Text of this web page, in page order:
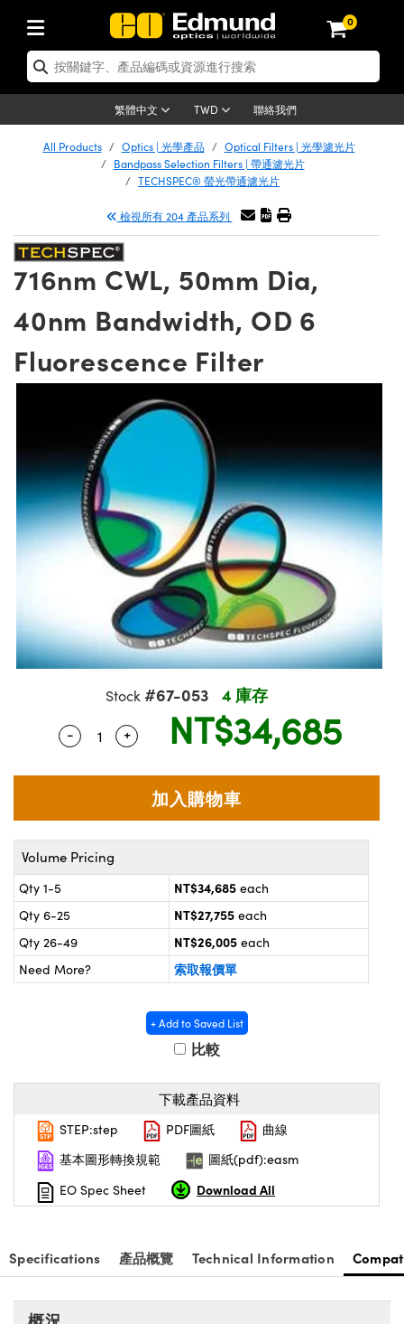
0
繁體中文 TWD 聯絡我們
| 光學產品
| 反射鏡
Diffusers | 窗鏡或擴散片
| 偏振光學元件
| 繞射光柵
| 光學組装
Components | SCHOTT 光學
| 紅外線光學產品
| 超快光學
濺鍍）鍍膜光學元件
Elements (DOE) | 繞射光學
Optics | 雷射光學
| 雷射透鏡
| 超快光學
Shaping | 雷射光束整形
| 雷射分光鏡
| 雷射顯微鏡
Isolators | 晶體和隔離器
| 雷射偏光片
| 光機組件
System | 光學籠式系統
Mounts | 台式光學安裝座
and Breadboards | 光學平臺和
| 電動平臺
and Slides | 平臺和滑塊
| 顯微鏡
| Mitutoyo 物鏡
| Olympus 物鏡
| Nikon 物鏡
| ZEISS 物鏡
Objectives | 有限共軛物鏡
| 反射物鏡
Cameras
|顯微鏡照明
體視顯微鏡系統
| 顯微鏡濾光片
Lenses | 變焦鏡頭模組
Targets | 顯微鏡標靶
Stage Micrometers | 刻劃板或鏡
Mechanics | 顯微鏡用結構件
鏡
and Couplers | 中繼鏡或耦合鏡
Microscopes | 袖珍顯微鏡
鏡
放大鏡
| 雷射
and Electronics | 雷射量
| 雷射防護
| 雷射用光機模組
| 雷射配件
| 實驗室和生產線
Lenses | 成像鏡頭
Lenses | 定焦鏡頭
| 遠心鏡頭
(S-Mount Lenses) | M12 鏡頭 (S 接
Magnification Lenses
| 顯微鏡物鏡
Lenses for Harsh Environments
and Advanced
| 影視製作和高級攝影
Accessories | 成像鏡頭配件
| 相機
Cameras | Gigabit乙太網相
Cameras | Teledyne Dalsa 相
| Basler 相機
Cameras | IDS 相機
Labs Cameras™ | Lucid Vision
| Pixelink 相機
Interface Cameras | 高速接口相
| 模擬相機
| 成像系統
and Illumination | 照明
Lighting | 機器視覺光源
|顯微鏡照明
Lighting | 寬譜光源
| 其他光源
Targets | 測試板
Targets | 解析度測試板
Targets | 畸變測試版
& Stage Micrometers | 圖像分
Level Test Targets | 色卡測試板
| USAF 測試版
板
and Detection | 測試與監測
| 光學度量
Solutions | 機器視覺方案
測器
| 光譜儀
and Roughness Standards | 表面
Tools | 量測工具
Components | 主動光學元件
and Production | 實驗室和生產
| 清潔用品
Handling Tools | 零件夾持用品
| 光學膠
Products | Acktar 黑色吸光
Accessories | UV固化設備
| 雷射防護
性裝置
用選購
Imaging
Microscopy
Processing
Tomography
By Brand
Development Systems
Optical Company
Components
Labs™
Components | SCHOTT 光學
Products | 新品專區
Lenses
and Detection
| 清倉品
| 清倉光學產品
| 清倉光機組件
| 清倉顯微鏡
Lenses | 清倉成像鏡頭
| 清倉照明
and Detection
and Production | 清倉實驗室
Products | 重新認證產品
| 重新認證光學產品
| 重新認證光機組
| 重新認證雷射
| 重新認證顯微鏡
| 重新認證相機
| 重新認證照明
and Detection
and Production | 重新認證實
用品
All Products Optics | 光學產品
Optical Filters | 光學濾光片
Bandpass Selection Filters | 帶通濾光片
TECHSPEC® 螢光帶通濾光片
檢視所有 204 產品系列
716nm CWL, 50mm Dia,
40nm Bandwidth, OD 6
Fluorescence Filter
Stock #67-053 4 庫存
Quantity Selector
- Use the plus and minus buttons to adjust
+ NT$34,685
Volume Pricing
Qty 1-5 NT$34,685 each
Qty 6-25
NT$27,755 each
Qty 26-49
NT$26,005 each
Need More?
索取報價單
+ Add to Saved List
比較
下載產品資料
STEP:step PDF圖紙
曲線
基本圖形轉換規範
圖紙(pdf):easm
EO Spec Sheet
Download All
Specifications 產品概覽 Technical Information